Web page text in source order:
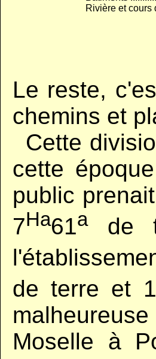
Rivière et cours
Le reste,
chemins et
Cette
cette
public
7Ha61ade
de terre et 1
Moselle à